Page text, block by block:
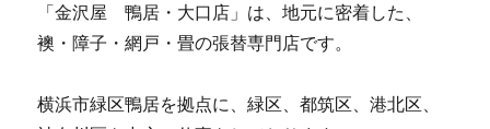
「金沢屋 鴨居・大口店」は、地元に密着した、
襖・障子・網戸・畳の張替専門店です。
横浜市緑区鴨居を拠点に、緑区、都筑区、港北区、